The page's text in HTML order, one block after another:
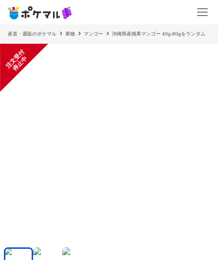
産直・通販のポケマル 果物 マンゴー 沖縄県産摘果マンゴー 40g-80gをランダム
注
文
受
付
停
止
中